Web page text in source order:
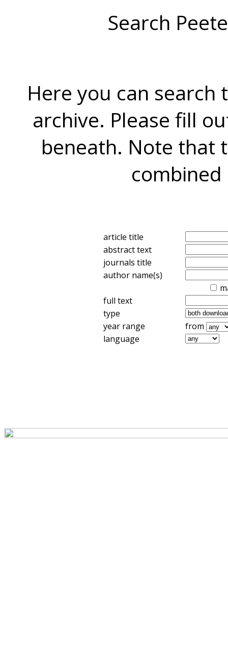
Search
Here you can search
archive. Please fill
beneath. Note that
combined
article title
abstract text
journals title
author name(s)
full text
type
year range
from
language